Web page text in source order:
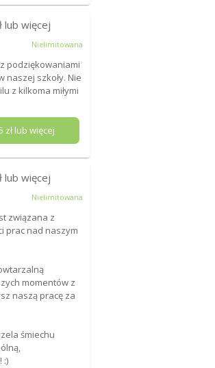
lub więcej
Nielimitowana
podziękowaniami
naszej szkoły. Nie
z kilkoma miłymi
zł lub więcej
lub więcej
Nielimitowana
związana z
prac nad naszym
momentów z
naszą pracę za
śmiechu
:)